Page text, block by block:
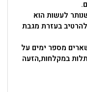
לעשות הוא
בעזרת מגבת
מספר ימים על
במקלחות,הזעה